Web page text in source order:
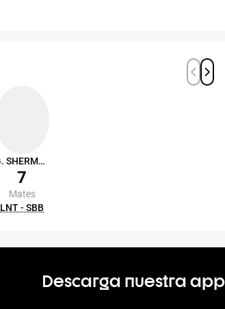
G. SHERMADINI
7
Mates
LNT - SBB
Descarga nuestra app